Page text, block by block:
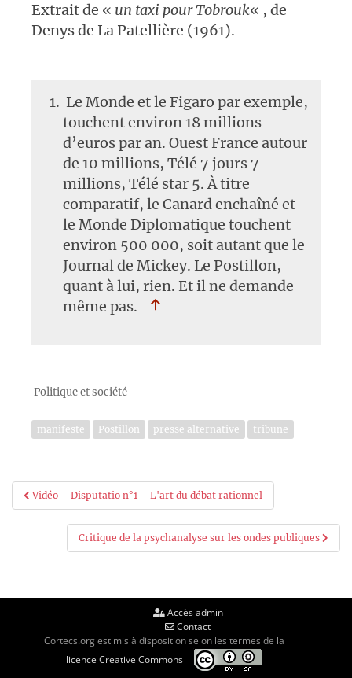
Extrait de « un taxi pour Tobrouk« , de
Denys de La Patellière (1961).
Le Monde et le Figaro par exemple,
touchent environ 18 millions
d’euros par an. Ouest France autour
de 10 millions, Télé 7 jours 7
millions, Télé star 5. À titre
comparatif, le Canard enchaîné et
le Monde Diplomatique touchent
environ 500 000, soit autant que le
Journal de Mickey. Le Postillon,
quant à lui, rien. Et il ne demande
même pas.
Politique et société
manifeste Postillon presse alternative tribune
Navigation
l’article
Vidéo – Disputatio n°1 – L'art du débat rationnel
Critique de la psychanalyse sur les ondes publiques
Accès admin
Contact
Cortecs.org est mis à disposition selon les termes de la
licence Creative Commons